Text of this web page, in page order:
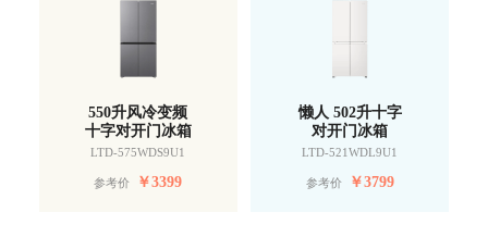
550升风冷变频
十字对开门冰箱
LTD-575WDS9U1
参考价 ￥3399
懒人 502升十字
对开门冰箱
LTD-521WDL9U1
参考价 ￥3799